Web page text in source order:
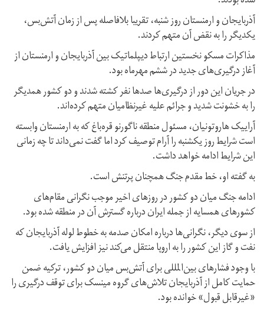
آذربایجان و ارمنستان روز شنبه، تقریبا بلافاصله پس از زمان آتش‌بس،
یکدیگر را به نقض آن متهم کردند.
مذاکرات مسکو نخستین ارتباط دیپلماتیک بین آذربایجان و ارمنستان از
آغاز درگیری‌های جدید در ششم مهرماه بود.
در جریان این دور از درگیری‌ها صدها نفر کشته‌ شدند و دو کشور همدیگر
را به خشونت شدید و جرائم علیه غیرنظامیان متهم کرده‌اند.
آراییک هاروتونیان،‌ مسئول منطقه ناگورنو قره‌باغ که به ارمنستان وابسته
است شرایط روز یکشنبه را آرام توصیف کرد اما گفت نمی‌داند تا چه زمانی
این شرایط ادامه خواهد داشت.
به گفته او، خط مقدم جنگ همچنان پرتنش است.
ادامه جنگ میان دو کشور در روزهای اخیر موجب نگرانی مقام‌های
کشورهای همسایه از جمله ایران درباره گسترش آن در منطقه شده بود.
از سوی دیگر، نگرانی‌ها درباره امکان صدمه به خطوط لوله آذربایجان که
نفت و گاز این کشور را به اروپا منتقل می‌کند نیز افزایش یافت.
با وجود فشارهای بین‌المللی برای آتش‌بس میان دو کشور، ترکیه ضمن
حمایت کامل از آذربایجان تلاش‌های گروه مینسک برای توقف درگیری را
«غیرقابل قبول» خوانده بود.